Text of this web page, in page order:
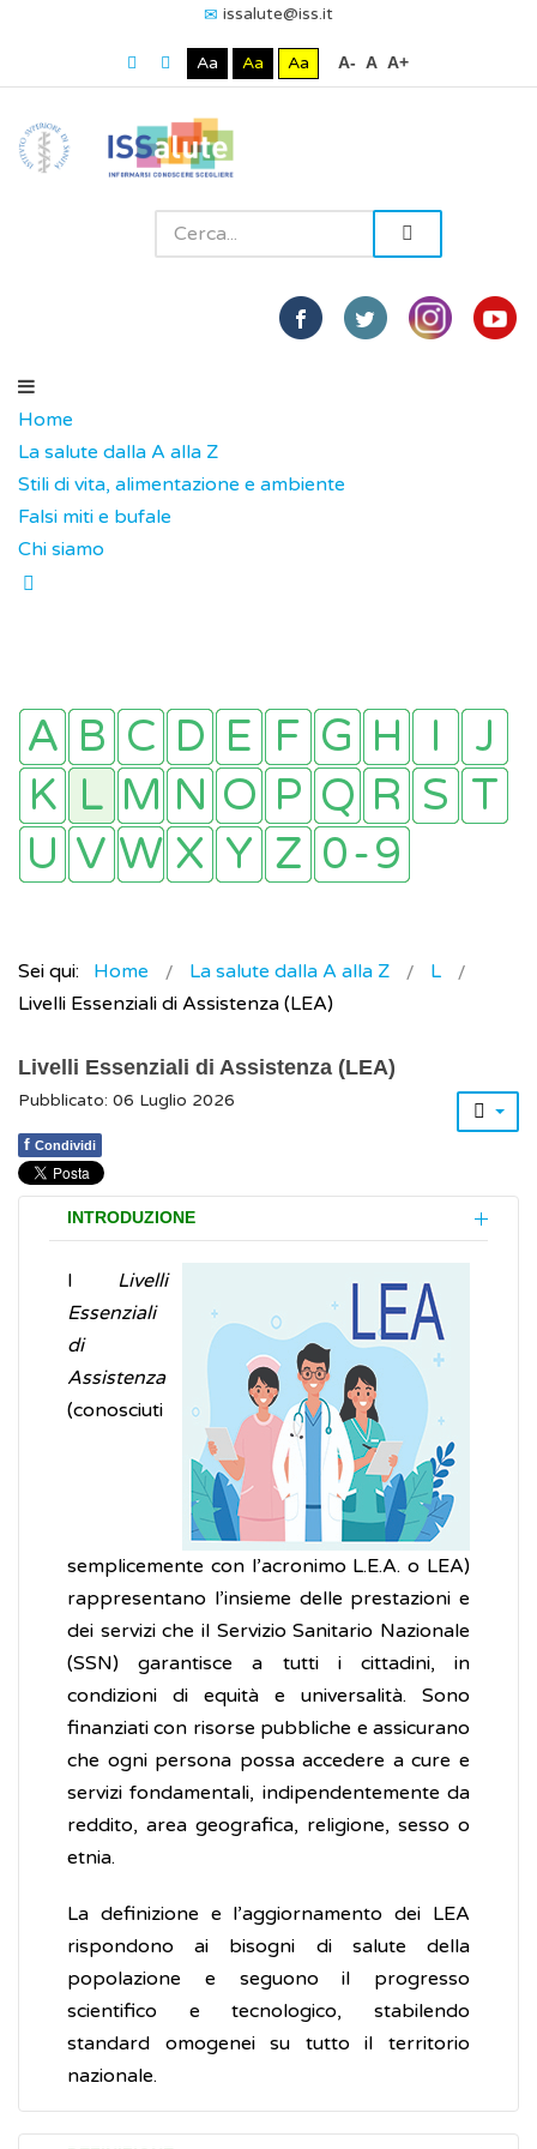
issalute@iss.it
Aa Aa Aa A- A A+
Home
La salute dalla A alla Z
Stili di vita, alimentazione e ambiente
Falsi miti e bufale
Chi siamo
Sei qui: Home La salute dalla A alla Z
L
Livelli Essenziali di Assistenza (LEA)
Livelli Essenziali di Assistenza (LEA)
Pubblicato: 06 Luglio 2026
f Condividi
INTRODUZIONE
I Livelli
Essenziali
di
Assistenza
(conosciuti
semplicemente con l’acronimo L.E.A. o LEA)
rappresentano l’insieme delle prestazioni e
dei servizi che il Servizio Sanitario Nazionale
(SSN) garantisce a tutti i cittadini, in
condizioni di equità e universalità. Sono
finanziati con risorse pubbliche e assicurano
che ogni persona possa accedere a cure e
servizi fondamentali, indipendentemente da
reddito, area geografica, religione, sesso o
etnia.
La definizione e l’aggiornamento dei LEA
rispondono ai bisogni di salute della
popolazione e seguono il progresso
scientifico e tecnologico, stabilendo
standard omogenei su tutto il territorio
nazionale.